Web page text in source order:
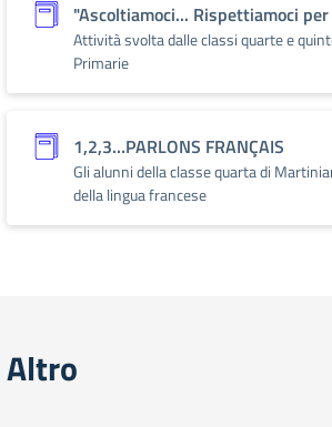
"Ascoltiamoci... Rispettiamoci
Attività svolta dalle classi quarte e
Primarie
1,2,3…PARLONS FRANÇAIS
Gli alunni della classe quarta di
della lingua francese
Altro